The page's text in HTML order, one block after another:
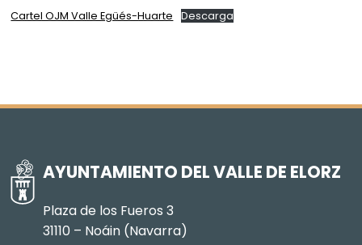
Cartel OJM Valle Egüés-Huarte Descarga
AYUNTAMIENTO DEL VALLE DE ELORZ
Plaza de los Fueros 3
31110 – Noáin (Navarra)